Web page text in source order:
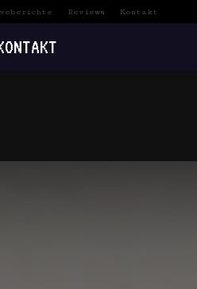
Reviews Kontakt